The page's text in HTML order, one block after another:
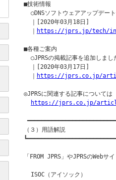
■技術情報
○DNSソフトウェアアップデー
  ｜[2020年03月18日]
https://jprs.jp/tech/
■各種ご案内
○JPRSの掲載記事を追加しまし
  ｜[2020年03月17日]
https://jprs.co.jp/
◎JPRSに関連する記事について
https://jprs.co.jp/
（３）用語解説
「FROM JPRS」やJPRSのWeb
  ISOC（アイソック）